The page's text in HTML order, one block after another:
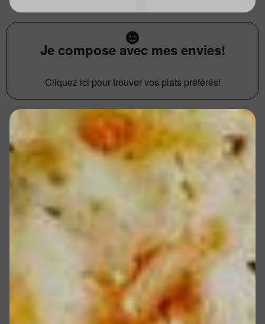
Je compose avec mes envies!
Cliquez ici pour trouver vos plats préférés!